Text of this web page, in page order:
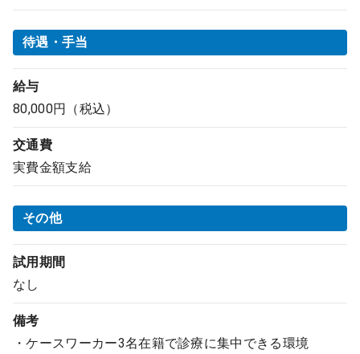
待遇・手当
給与
80,000円（税込）
交通費
実費金額支給
その他
試用期間
なし
備考
・ケースワーカー3名在籍で診療に集中できる環境